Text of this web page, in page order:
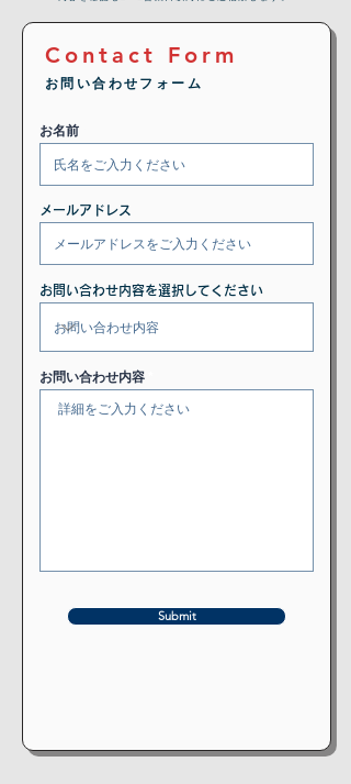
Contact Form
お問い合わせフォーム
お名前
メールアドレス
お問い合わせ内容を選択してください
お問い合わせ内容
Submit